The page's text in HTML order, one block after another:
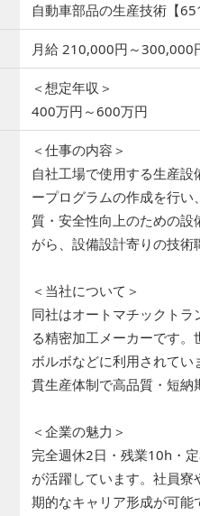
自動車部品の生産技術【
月給 210,000円～300,000
＜想定年収＞
400万円～600万円
＜仕事の内容＞
自社工場で使用する生産
ープログラムの作成を行
質・安全性向上のための
がら、設備設計寄りの技術
＜当社について＞
同社はオートマチックト
る精密加工メーカーです
ボルボなどに利用されて
貫生産体制で高品質・短納
＜企業の魅力＞
完全週休2日・残業10h・
が活躍しています。社員
期的なキャリア形成が可能